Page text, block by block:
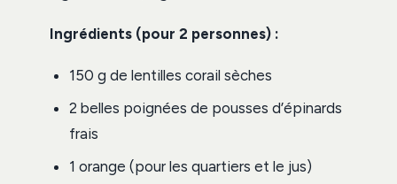
Ingrédients (pour 2 personnes) :
150 g de lentilles corail sèches
2 belles poignées de pousses d’épinards
frais
1 orange (pour les quartiers et le jus)